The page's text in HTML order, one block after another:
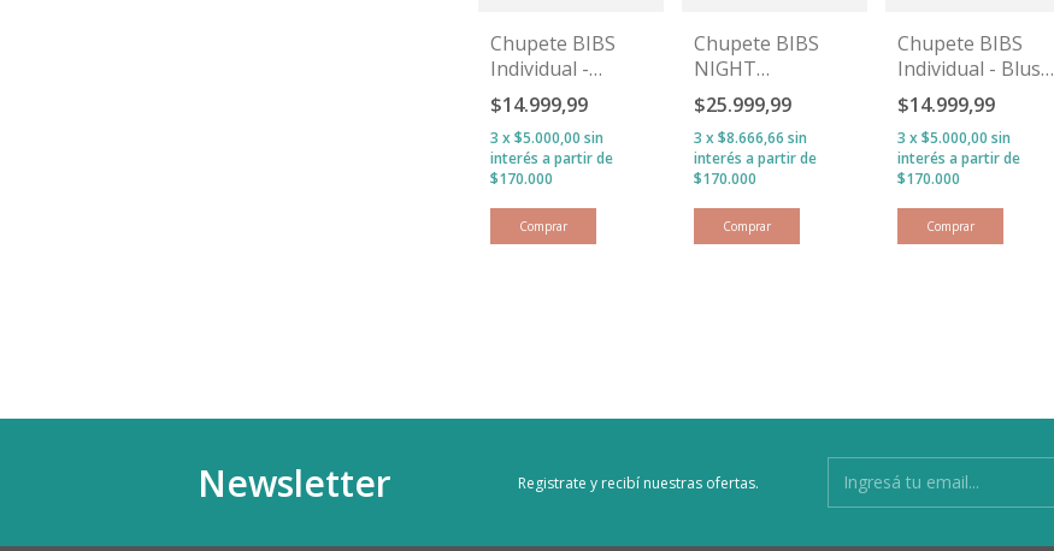
Chupete BIBS
Individual -
Vanilla GLOW
$14.999,99
3 x$5.000,00 sin
interés
Comprar
Chupete BIBS
NIGHT
Petrol/Deep
Space
$25.999,99
3 x$8.666,66 sin
interés
Comprar
Chupete BIBS
Individual - Blush
GLOW
$14.999,99
3 x$5.000,00 sin
interés
Comprar
Newsletter Registrate y recibí nuestras ofertas.